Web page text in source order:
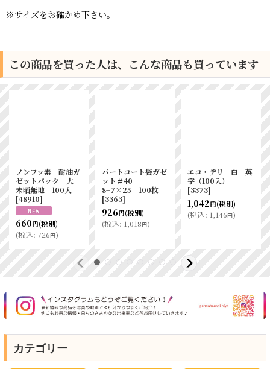
※サイズをお確かめ下さい。
この商品を買った人は、こんな商品も買っています
ノンフッ素 耐油ガ
ゼットパック 大
未晒無地 100入
[48910]
660円(税別)
(税込: 726円)
パートコート袋ガゼ
ット＃40
8+7×25 100枚
[3363]
926円(税別)
(税込: 1,018円)
エコ・デリ 白 英
字（100入）
[3373]
1,042円(税別)
(税込: 1,146円)
カテゴリー